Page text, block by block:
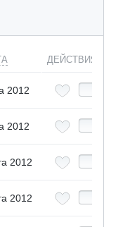
ДЕЙСТВИЯ
2012
2012
2012
2012